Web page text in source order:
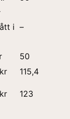
i –
50
115,4
123